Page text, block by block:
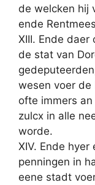
de welcken hij
ende
XIII. Ende
de stat van
wesen voer de
ofte immers
zulcx in alle
worde.
XIV. Ende
penningen in
eene stadt